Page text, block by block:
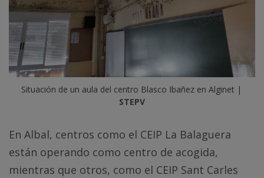
STEPV
En Albal, centros como el CEIP La Balaguera
están operando como centro de acogida,
mientras que otros, como el CEIP Sant Carles